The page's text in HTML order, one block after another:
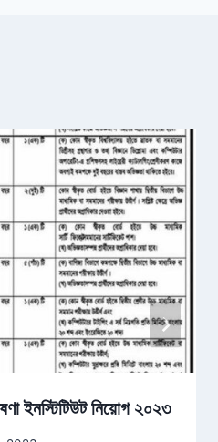
ইনস্টিটিউট নিয়োগ ২০২৩